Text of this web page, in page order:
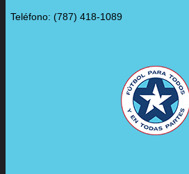
Teléfono: (787) 418-1089